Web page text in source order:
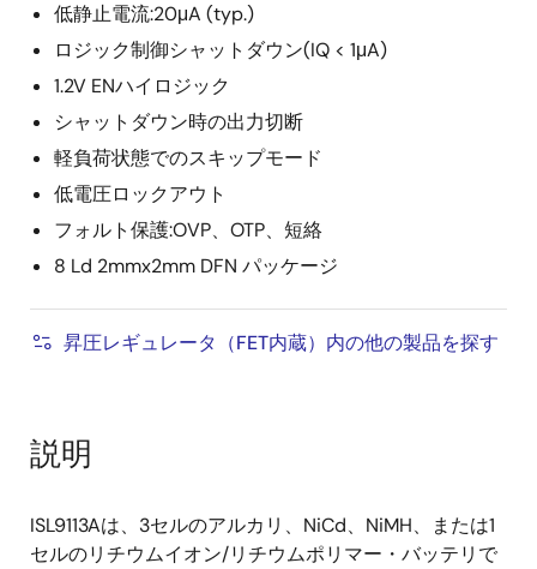
低静止電流:20μA (typ.)
ロジック制御シャットダウン(IQ < 1μA)
1.2V ENハイロジック
シャットダウン時の出力切断
軽負荷状態でのスキップモード
低電圧ロックアウト
フォルト保護:OVP、OTP、短絡
8 Ld 2mmx2mm DFN パッケージ
昇圧レギュレータ（FET内蔵）内の他の製品を探す
説明
ISL9113Aは、3セルのアルカリ、NiCd、NiMH、または1
セルのリチウムイオン/リチウムポリマー・バッテリで